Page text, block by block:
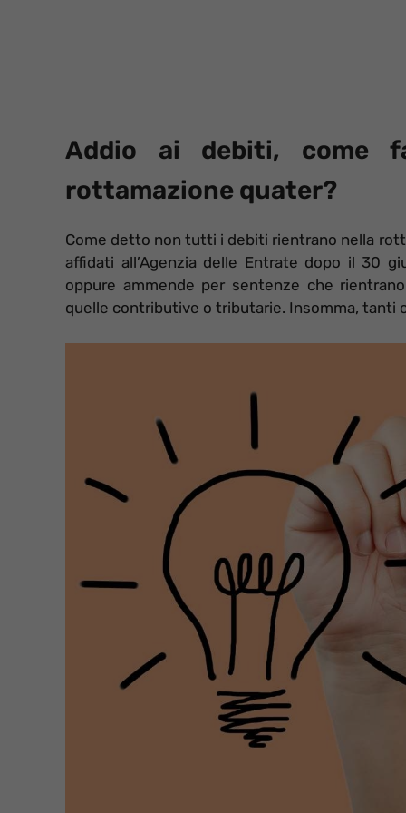
Addio ai debiti, come
rottamazione quater?
Come detto non tutti i debiti rientrano nella
affidati all’Agenzia delle Entrate dopo il 30
oppure ammende per sentenze che
quelle contributive o tributarie. Insomma, tanti